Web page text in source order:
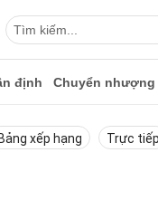
định Chuyển nhượng
Bảng xếp hạng Trực tiếp